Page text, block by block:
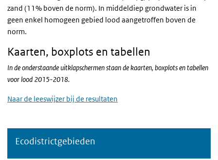
zand (11% boven de norm). In middeldiep grondwater is in
geen enkel homogeen gebied lood aangetroffen boven de
norm.
Kaarten, boxplots en tabellen
In de onderstaande uitklapschermen staan de kaarten, boxplots en tabellen
voor lood 2015-2018.
Naar de leeswijzer bij de resultaten
Ecodistrictgebieden